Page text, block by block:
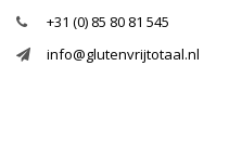
+31 (0) 85 80 81 545
info@glutenvrijtotaal.nl